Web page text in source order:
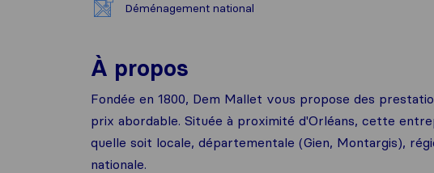
Déménagement national
À propos
Fondée en 1800, Dem Mallet vous propose des
prix abordable. Située à proximité d'Orléans, cette
quelle soit locale, départementale (Gien, Montargis),
nationale.